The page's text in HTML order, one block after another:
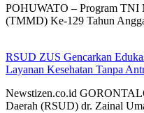
POHUWATO – Program TNI
(TMMD) Ke-129 Tahun
RSUD ZUS Gencarkan
Layanan Kesehatan Tanpa
Newstizen.co.id
Daerah (RSUD) dr. Zainal